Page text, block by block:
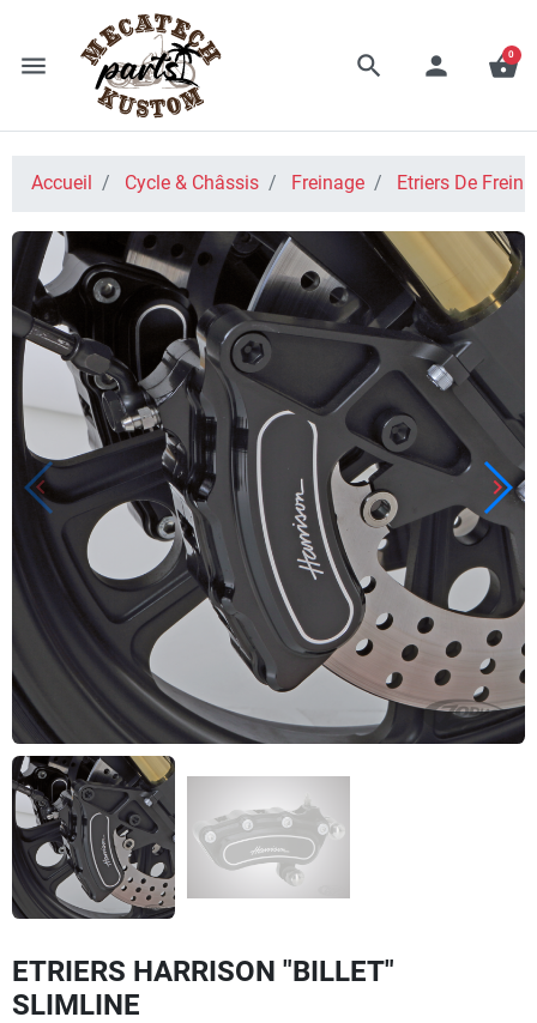
menu search person shopping_basket
0
Accueil Cycle & Châssis Freinage Etriers De Frein
Précédent
keyboard_arrow_left keyboard_arrow_right
ETRIERS HARRISON "BILLET"
SLIMLINE